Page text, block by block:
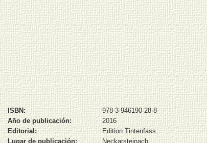
ISBN:
978-3-946190-28-8
Año de publicación:
2016
Editorial:
Edition Tintenfass
Lugar de publicación:
Neckarsteinach